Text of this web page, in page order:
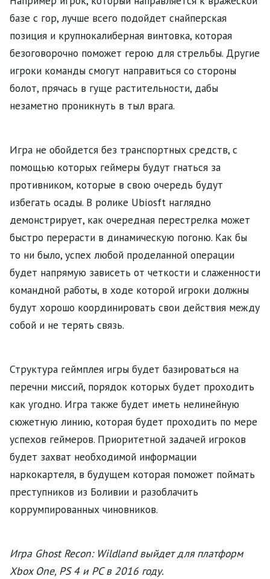
базе с гор, лучше всего подойдет снайперская
позиция и крупнокалиберная винтовка, которая
безоговорочно поможет герою для стрельбы. Другие
игроки команды смогут направиться со стороны
болот, прячась в гуще растительности, дабы
незаметно проникнуть в тыл врага.
Игра не обойдется без транспортных средств, с
помощью которых геймеры будут гнаться за
противником, которые в свою очередь будут
избегать осады. В ролике Ubiosft наглядно
демонстрирует, как очередная перестрелка может
быстро перерасти в динамическую погоню. Как бы
то ни было, успех любой проделанной операции
будет напрямую зависеть от четкости и слаженности
командной работы, в ходе которой игроки должны
будут хорошо координировать свои действия между
собой и не терять связь.
Структура геймплея игры будет базироваться на
перечни миссий, порядок которых будет проходить
как угодно. Игра также будет иметь нелинейную
сюжетную линию, которая будет проходить по мере
успехов геймеров. Приоритетной задачей игроков
будет захват необходимой информации
наркокартеля, в будущем которая поможет поймать
преступников из Боливии и разоблачить
коррумпированных чиновников.
Игра Ghost Recon: Wildland выйдет для платформ
Xbox One, PS 4 и PC в 2016 году.